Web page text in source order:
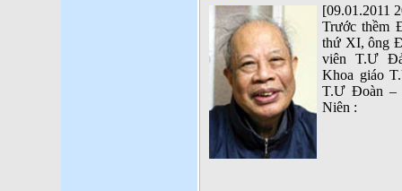
[09.01.2011
Trước thềm
thứ XI, ông
viên T.Ư
Khoa giáo
T.Ư Đoàn –
Niên :